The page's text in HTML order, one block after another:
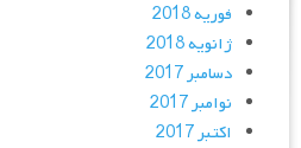
فوریه 2018
ژانویه 2018
دسامبر 2017
نوامبر 2017
اکتبر 2017